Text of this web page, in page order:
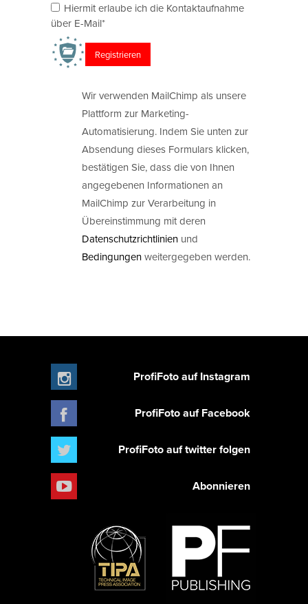
Hiermit erlaube ich die Kontaktaufnahme
über E-Mail*
Wir verwenden MailChimp als unsere
Plattform zur Marketing-
Automatisierung. Indem Sie unten zur
Absendung dieses Formulars klicken,
bestätigen Sie, dass die von Ihnen
angegebenen Informationen an
MailChimp zur Verarbeitung in
Übereinstimmung mit deren
Datenschutzrichtlinien und
Bedingungenweitergegeben werden.
ProfiFoto auf Instagram
ProfiFoto auf Facebook
ProfiFoto auf twitter folgen
Abonnieren